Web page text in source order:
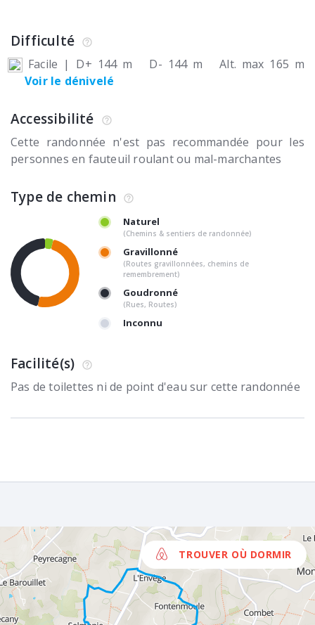
Difficulté
Facile | D+ 144 m D- 144 m
Alt. max 165 m
Voir le dénivelé
Accessibilité
Cette randonnée n'est pas recommandée pour les
personnes en fauteuil roulant ou mal-marchantes
Type de chemin
Naturel
(Chemins & sentiers de randonnée)
Gravillonné
(Routes gravillonnées, chemins de
remembrement)
Goudronné
(Rues, Routes)
Inconnu
Facilité(s)
Pas de toilettes ni de point d'eau sur cette randonnée
TROUVER OÙ DORMIR